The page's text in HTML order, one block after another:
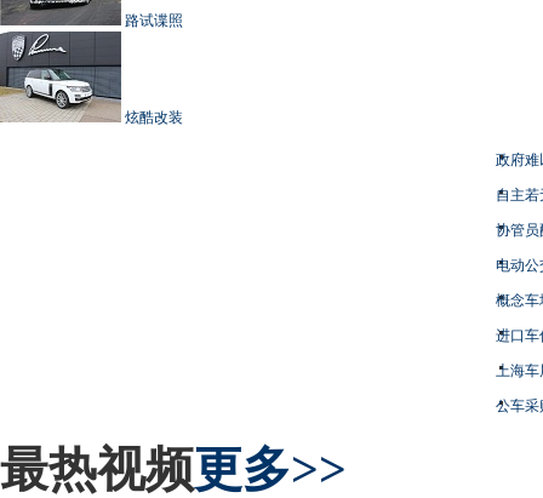
路试谍照
炫酷改装
政府难
自主
协管员
电动
概念车
进口车
上海
公车采
最热视频更多>>